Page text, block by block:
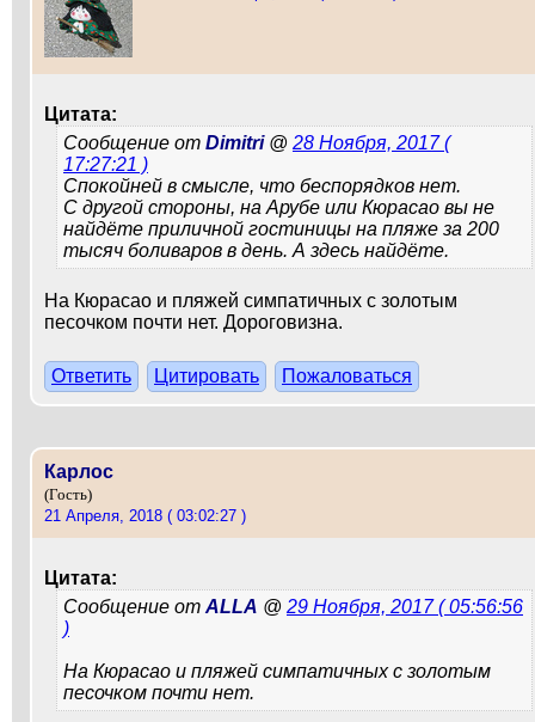
Цитата:
Сообщение от Dimitri@ 28 Ноября, 2017 (
17:27:21 )
Спокойней в смысле, что беспорядков нет.
С другой стороны, на Арубе или Кюрасао вы не
найдёте приличной гостиницы на пляже за 200
тысяч боливаров в день. А здесь найдёте.
На Кюрасао и пляжей симпатичных с золотым
песочком почти нет. Дороговизна.
Ответить Цитировать Пожаловаться
Карлос
(Гость)
21 Апреля, 2018 ( 03:02:27 )
Цитата:
Сообщение от ALLA @ 29 Ноября, 2017 ( 05:56:56
)
На Кюрасао и пляжей симпатичных с золотым
песочком почти нет.